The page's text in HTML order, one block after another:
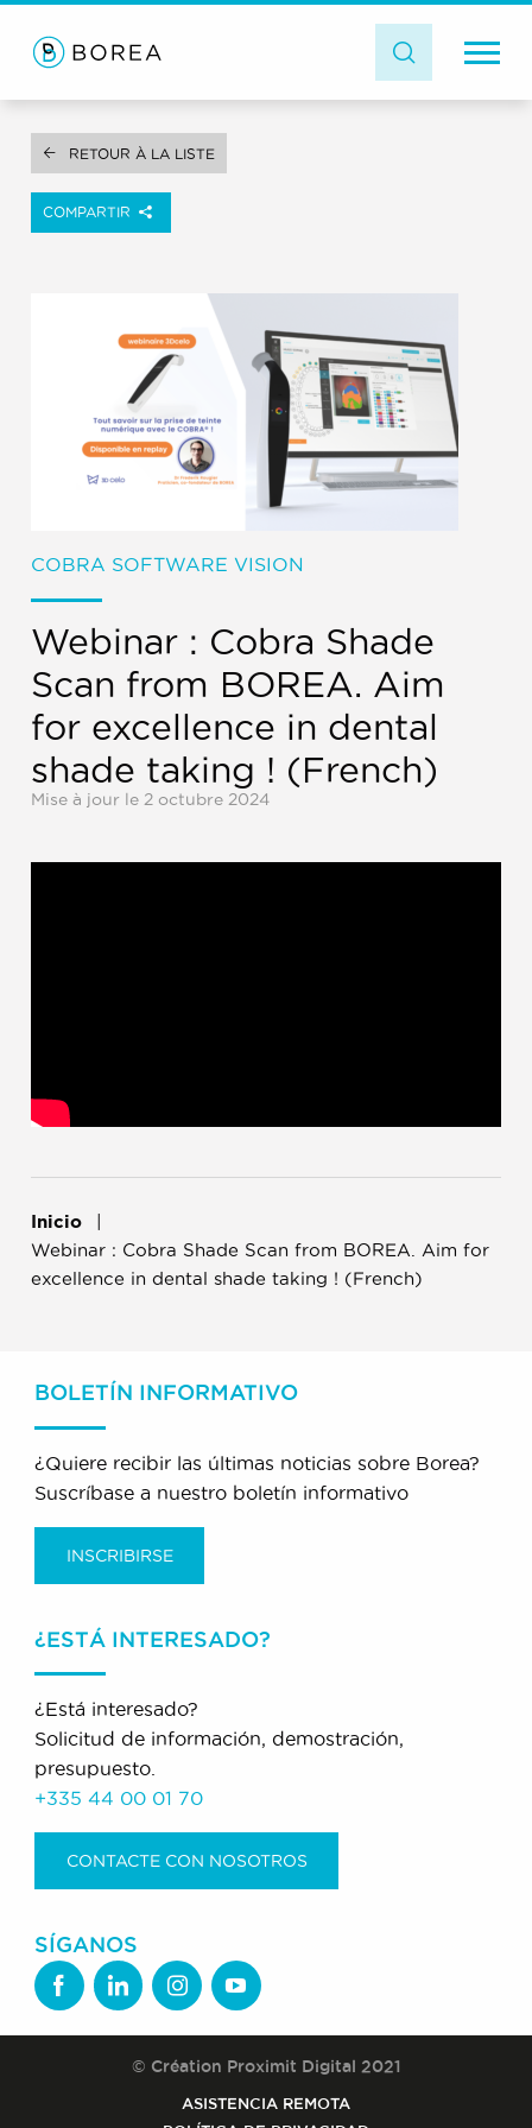
Inicio
Webinar : Cobra Shade Scan from BOREA. Aim for
excellence in dental shade taking ! (French)
RETOUR À LA LISTE
COMPARTIR
COBRA SOFTWARE VISION
Webinar : Cobra Shade
Scan from BOREA. Aim
for excellence in dental
shade taking ! (French)
Mise à jour le 2 octubre 2024
BOLETÍN INFORMATIVO
¿Quiere recibir las últimas noticias sobre Borea?
Suscríbase a nuestro boletín informativo
INSCRIBIRSE
¿ESTÁ INTERESADO?
¿Está interesado?
Solicitud de información, demostración,
presupuesto.
+335 44 00 01 70
CONTACTE CON NOSOTROS
SÍGANOS
© Création Proximit Digital 2021
ASISTENCIA REMOTA